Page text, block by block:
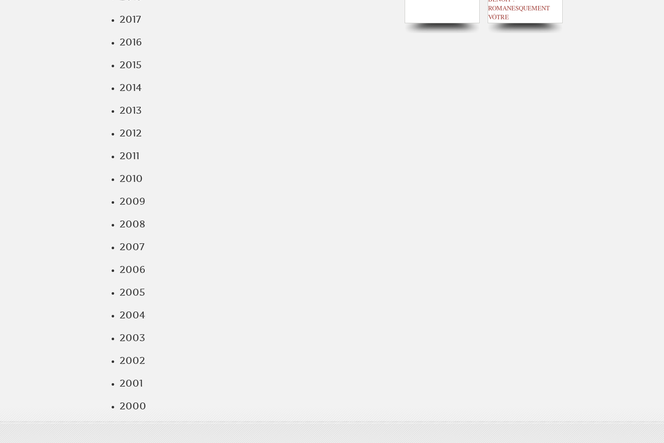
2017
2016
2015
2014
2013
2012
2011
2010
2009
2008
2007
2006
2005
2004
2003
2002
2001
2000